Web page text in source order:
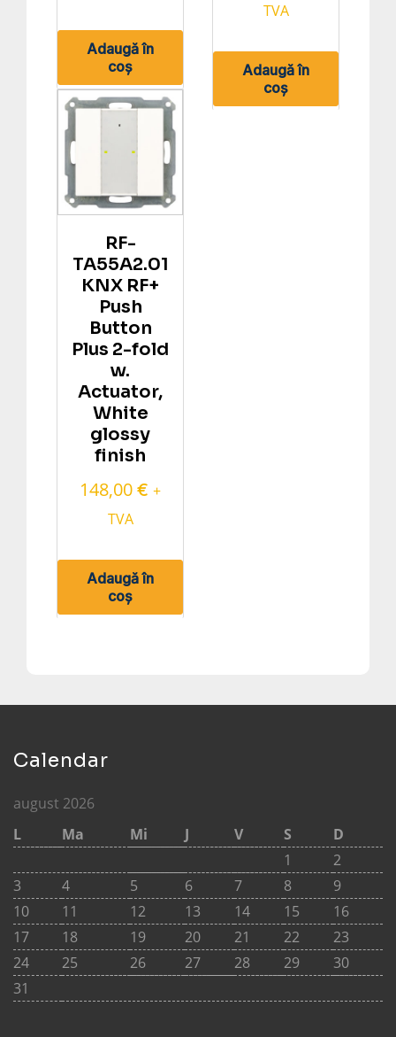
Adaugă în
coș
TVA
Adaugă în
coș
RF-
TA55A2.01
KNX RF+
Push
Button
Plus 2-fold
w.
Actuator,
White
glossy
finish
148,00 € +
TVA
Adaugă în
coș
Calendar
august 2026
L
Ma Mi J V S
D
1
2
3
4 5 6 7 8
9
10
11 12 13 14 15
16
17
18 19 20 21 22
23
24
25 26 27 28 29
30
31